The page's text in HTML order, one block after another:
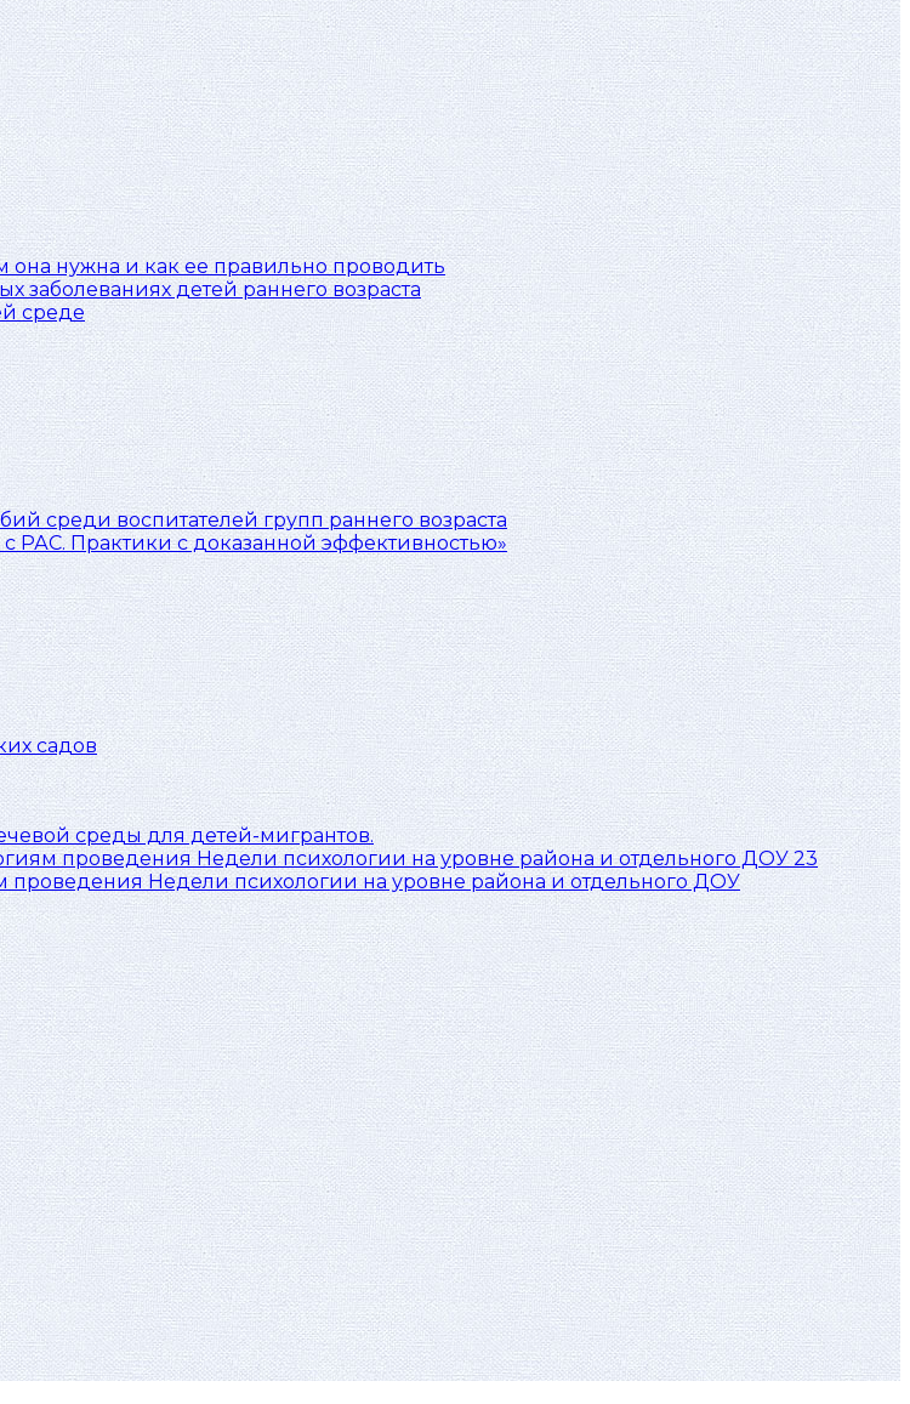
она нужна и как ее правильно проводить
заболеваниях детей раннего возраста
среде
среди воспитателей групп раннего возраста
Практики с доказанной эффективностью»
садов
среды для детей-мигрантов.
23
Недели психологии на уровне района и отдельного ДОУ